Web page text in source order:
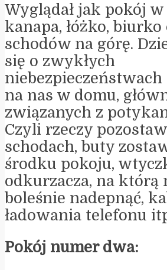
Wyglądał jak pokój w
kanapa, łóżko,
schodów na górę.
się o zwykłych
niebezpieczeństwach
na nas w domu,
związanych z
Czyli rzeczy
schodach, buty
środku pokoju,
odkurzacza, na którą
boleśnie nadepnąć,
ładowania telefonu
Pokój numer dwa: